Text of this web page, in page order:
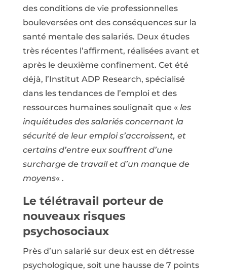
des conditions de vie professionnelles
bouleversées ont des conséquences sur la
santé mentale des salariés. Deux études
très récentes l’affirment, réalisées avant et
après le deuxième confinement. Cet été
déjà, l’Institut ADP Research, spécialisé
dans les tendances de l’emploi et des
ressources humaines soulignait que « les
inquiétudes des salariés concernant la
sécurité de leur emploi s’accroissent, et
certains d’entre eux souffrent d’une
surcharge de travail et d’un manque de
moyens« .
Le télétravail porteur de
nouveaux risques
psychosociaux
Près d’un salarié sur deux est en détresse
psychologique, soit une hausse de 7 points